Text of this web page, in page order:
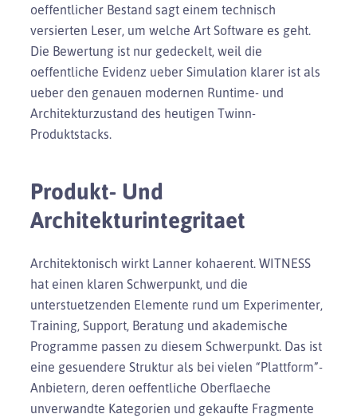
oeffentlicher Bestand sagt einem technisch
versierten Leser, um welche Art Software es geht.
Die Bewertung ist nur gedeckelt, weil die
oeffentliche Evidenz ueber Simulation klarer ist als
ueber den genauen modernen Runtime- und
Architekturzustand des heutigen Twinn-
Produktstacks.
Produkt- Und
Architekturintegritaet
Architektonisch wirkt Lanner kohaerent. WITNESS
hat einen klaren Schwerpunkt, und die
unterstuetzenden Elemente rund um Experimenter,
Training, Support, Beratung und akademische
Programme passen zu diesem Schwerpunkt. Das ist
eine gesuendere Struktur als bei vielen “Plattform”-
Anbietern, deren oeffentliche Oberflaeche
unverwandte Kategorien und gekaufte Fragmente